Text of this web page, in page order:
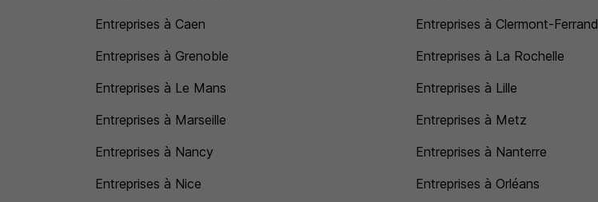
Entreprises à Caen
Entreprises à Clermont-Ferrand
Entreprises à Grenoble
Entreprises à La Rochelle
Entreprises à Le Mans
Entreprises à Lille
Entreprises à Marseille
Entreprises à Metz
Entreprises à Nancy
Entreprises à Nanterre
Entreprises à Nice
Entreprises à Orléans